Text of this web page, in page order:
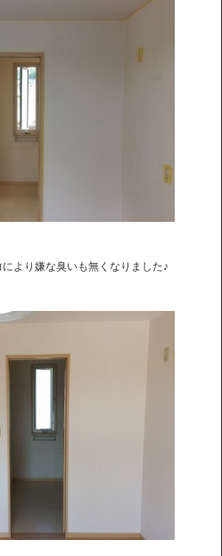
より嫌な臭いも無くなりました♪